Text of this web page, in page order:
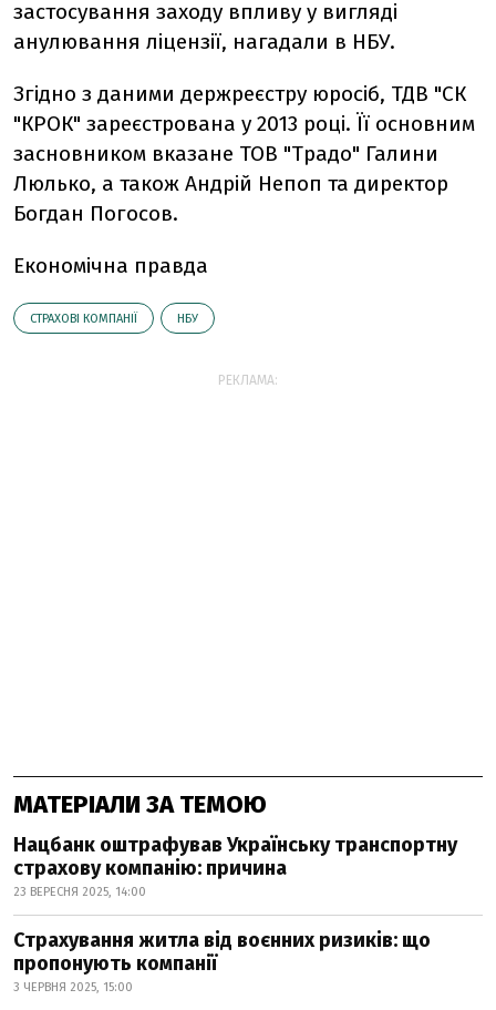
застосування заходу впливу у вигляді
анулювання ліцензії, нагадали в НБУ.
Згідно з даними держреєстру юросіб, ТДВ "СК
"КРОК" зареєстрована у 2013 році. Її основним
засновником вказане ТОВ "Традо" Галини
Люлько, а також Андрій Непоп та директор
Богдан Погосов.
Економічна правда
СТРАХОВІ КОМПАНІЇ НБУ
РЕКЛАМА:
МАТЕРІАЛИ ЗА ТЕМОЮ
Нацбанк оштрафував Українську транспортну
страхову компанію: причина
23 ВЕРЕСНЯ 2025, 14:00
Страхування житла від воєнних ризиків: що
пропонують компанії
3 ЧЕРВНЯ 2025, 15:00